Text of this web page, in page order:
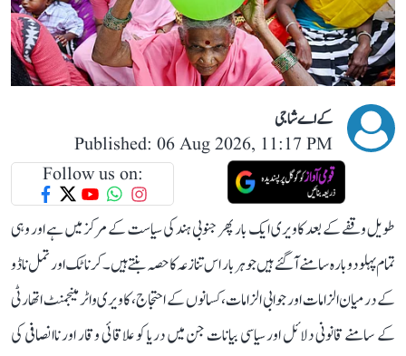
کے اے شاجی
Published: 06 Aug 2026, 11:17 PM
Follow us on:
طویل وقفے کے بعد کاویری ایک بار پھر جنوبی ہند کی سیاست کے مرکز میں ہے اور وہی
تمام پہلو دوبارہ سامنے آ گئے ہیں جو ہر بار اس تنازعہ کا حصہ بنتے ہیں۔ کرناٹک اور تمل ناڈو
کے درمیان الزامات اور جوابی الزامات، کسانوں کے احتجاج، کاویری واٹر مینجمنٹ اتھارٹی
کے سامنے قانونی دلائل اور سیاسی بیانات جن میں دریا کو علاقائی وقار اور ناانصافی کی